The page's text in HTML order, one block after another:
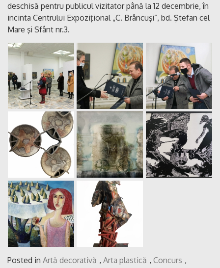
deschisă pentru publicul vizitator până la 12 decembrie, în
incinta Centrului Expoziţional „C. Brâncuşi”, bd. Ştefan cel
Mare şi Sfânt nr.3.
Posted in Artă decorativă , Arta plastică , Concurs ,